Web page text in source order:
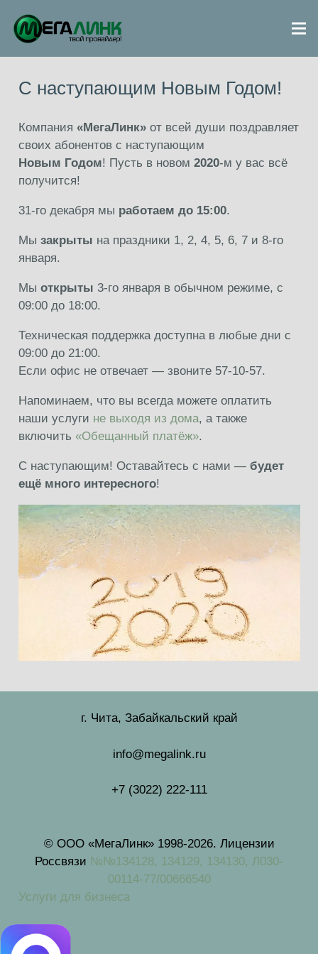
С наступающим Новым Годом!
Компания «МегаЛинк»от всей души поздравляет
своих абонентов с наступающим
Новым Годом! Пусть в новом 2020-м у вас всё
получится!
31-го декабря мы работаем до 15:00.
Мы закрыты на праздники 1, 2, 4, 5, 6, 7 и 8-го
января.
Мы открыты 3-го января в обычном режиме, с
09:00 до 18:00.
Техническая поддержка доступна в любые дни с
09:00 до 21:00.
Если офис не отвечает — звоните 57-10-57.
Напоминаем, что вы всегда можете оплатить
наши услуги не выходя из дома, а также
включить «Обещанный платёж».
С наступающим! Оставайтесь с нами — будет
ещё много интересного!
г. Чита, Забайкальский край
info@megalink.ru
+7 (3022) 222-111
© ООО «МегаЛинк» 1998-2026. Лицензии
Россвязи №№134128, 134129, 134130, Л030-
00114-77/00666540
Услуги для бизнеса